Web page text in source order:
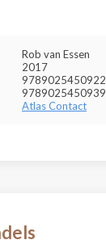
Rob van Essen
2017
9789025450922
9789025450939
Atlas Contact